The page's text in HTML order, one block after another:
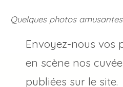
Quelques photos
Envoyez-nous vos
en scène nos
publiées sur le site.